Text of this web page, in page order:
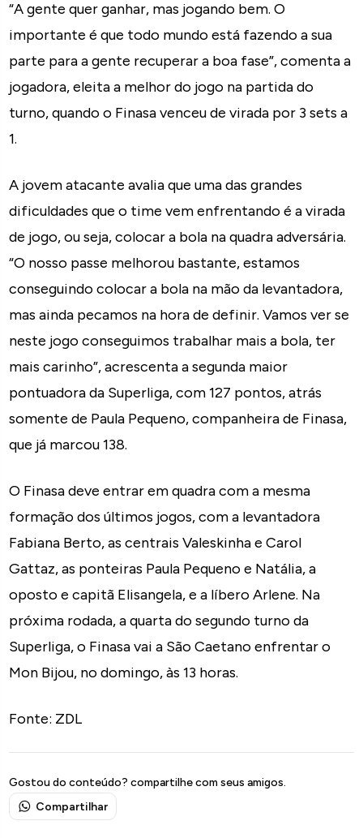
“A gente quer ganhar, mas jogando bem. O
importante é que todo mundo está fazendo a sua
parte para a gente recuperar a boa fase”, comenta a
jogadora, eleita a melhor do jogo na partida do
turno, quando o Finasa venceu de virada por 3 sets a
1.
A jovem atacante avalia que uma das grandes
dificuldades que o time vem enfrentando é a virada
de jogo, ou seja, colocar a bola na quadra adversária.
“O nosso passe melhorou bastante, estamos
conseguindo colocar a bola na mão da levantadora,
mas ainda pecamos na hora de definir. Vamos ver se
neste jogo conseguimos trabalhar mais a bola, ter
mais carinho”, acrescenta a segunda maior
pontuadora da Superliga, com 127 pontos, atrás
somente de Paula Pequeno, companheira de Finasa,
que já marcou 138.
O Finasa deve entrar em quadra com a mesma
formação dos últimos jogos, com a levantadora
Fabiana Berto, as centrais Valeskinha e Carol
Gattaz, as ponteiras Paula Pequeno e Natália, a
oposto e capitã Elisangela, e a líbero Arlene. Na
próxima rodada, a quarta do segundo turno da
Superliga, o Finasa vai a São Caetano enfrentar o
Mon Bijou, no domingo, às 13 horas.
Fonte: ZDL
Gostou do conteúdo? compartilhe com seus amigos.
Compartilhar